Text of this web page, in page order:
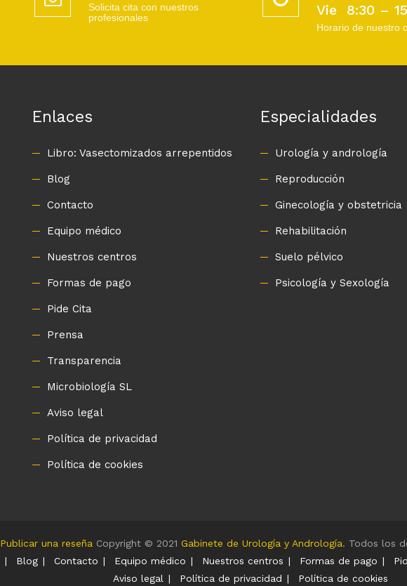
Solicita cita con nuestros
profesionales
Vie 8:30 –
Horario de nuestro
Enlaces
Libro: Vasectomizados arrepentidos
Blog
Contacto
Equipo médico
Nuestros centros
Formas de pago
Pide Cita
Prensa
Transparencia
Microbiología SL
Aviso legal
Política de privacidad
Política de cookies
Especialidades
Urología y andrología
Reproducción
Ginecología y obstetricia
Rehabilitación
Suelo pélvico
Psicología y Sexología
Publicar una reseña Copyright © 2021 Gabinete de Urología y Andrología. Todos los
Blog Contacto Equipo médico Nuestros centros Formas de pago
Aviso legal
Política de privacidad Política de cookies